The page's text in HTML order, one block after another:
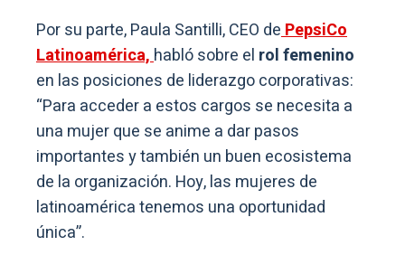
Por su parte, Paula Santilli, CEO dePepsiCo
Latinoamérica, habló sobre el rol femenino
en las posiciones de liderazgo corporativas:
“Para acceder a estos cargos se necesita a
una mujer que se anime a dar pasos
importantes y también un buen ecosistema
de la organización. Hoy, las mujeres de
latinoamérica tenemos una oportunidad
única”.